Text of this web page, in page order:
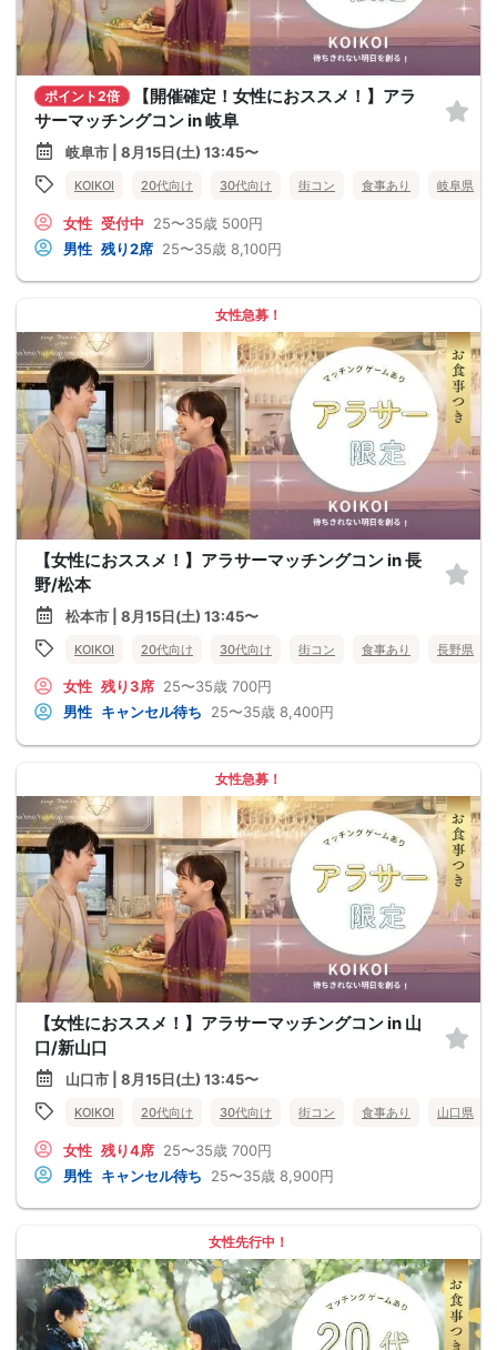
ポイント2倍
【開催確定！女性におススメ！】アラ
サーマッチングコン in 岐阜
岐阜市 | 8月15日(土) 13:45〜
KOIKOI 20代向け 30代向け 街コン 食事あり 岐阜県
女性 受付中 25〜35歳 500円
男性 残り2席 25〜35歳 8,100円
女性急募！
【女性におススメ！】アラサーマッチングコン in 長
野/松本
松本市 | 8月15日(土) 13:45〜
KOIKOI 20代向け 30代向け 街コン 食事あり 長野県
女性 残り3席 25〜35歳 700円
男性 キャンセル待ち 25〜35歳 8,400円
女性急募！
【女性におススメ！】アラサーマッチングコン in 山
口/新山口
山口市 | 8月15日(土) 13:45〜
KOIKOI 20代向け 30代向け 街コン 食事あり 山口県
女性 残り4席 25〜35歳 700円
男性 キャンセル待ち 25〜35歳 8,900円
女性先行中！